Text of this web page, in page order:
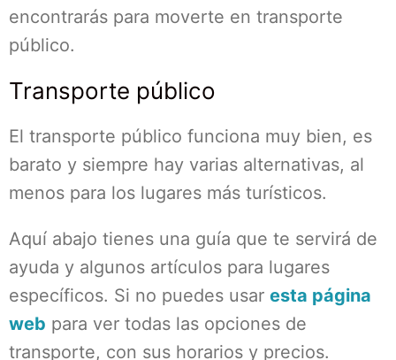
encontrarás para moverte en transporte
público.
Transporte público
El transporte público funciona muy bien, es
barato y siempre hay varias alternativas, al
menos para los lugares más turísticos.
Aquí abajo tienes una guía que te servirá de
ayuda y algunos artículos para lugares
específicos. Si no puedes usar esta página
web para ver todas las opciones de
transporte, con sus horarios y precios.